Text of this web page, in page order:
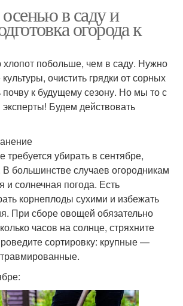
в саду и
огорода к
хлопот побольше, чем в саду. Нужно
очистить грядки от сорных
почву к будущему сезону. Но мы то с
Будем действовать
убирать в сентябре,
большинстве случаев огородникам
и солнечная погода. Есть
корнеплоды сухими и избежать
При сборе овощей обязательно
часов на солнце, стряхните
сортировку: крупные —